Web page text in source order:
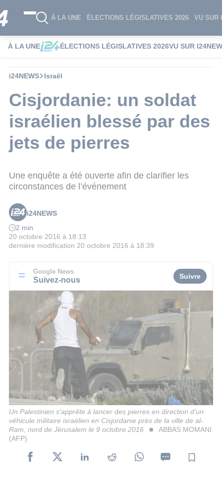
À LA UNE ÉLECTIONS LÉGISLATIVES 2026 VU SUR
À LA UNE ÉLECTIONS LÉGISLATIVES 2026VU SUR
i24NEWS Israël
Cisjordanie: un soldat
israélien blessé par des
jets de pierres
Une enquête a été ouverte afin de clarifier les
circonstances de l’événement
i24NEWS
2 min
20 octobre 2016 à 18:13
dernière modification 20 octobre 2016 à 18:39
Google News
Suivez-nous Suivre
Un Palestinien s'apprête à lancer des pierres en direction d'un
véhicule militaire israélien en Cisjordanie près de la ville de al-
Ram, nord de Jérusalem le 9 octobre 2016
ABBAS MOMANI
(AFP)